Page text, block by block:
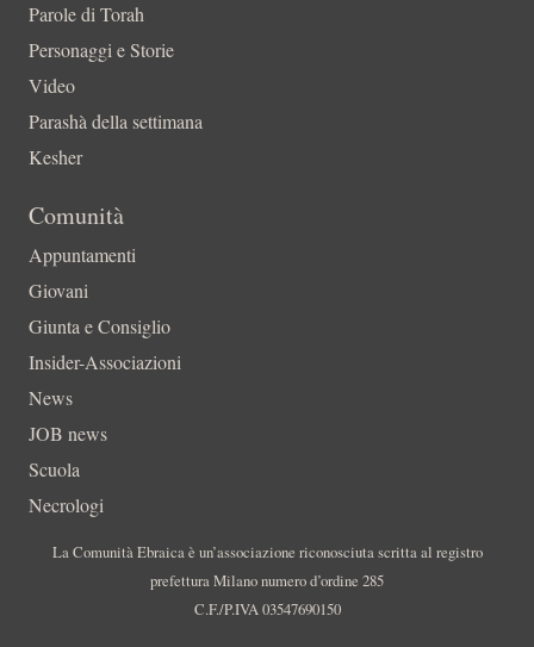
Parole di Torah
Personaggi e Storie
Video
Parashà della settimana
Kesher
Comunità
Appuntamenti
Giovani
Giunta e Consiglio
Insider-Associazioni
News
JOB news
Scuola
Necrologi
La Comunità Ebraica è un’associazione riconosciuta scritta al registro
prefettura Milano numero d’ordine 285
C.F./P.IVA 03547690150